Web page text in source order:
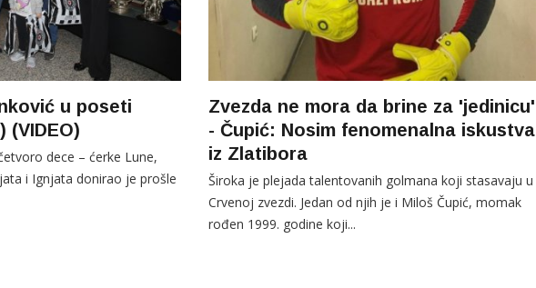
u poseti
(VIDEO)
dece – ćerke Lune,
i Ignjata donirao je prošle
Zvezda ne mora da brine za 'jedinicu'
- Čupić: Nosim fenomenalna iskustva
iz Zlatibora
Široka je plejada talentovanih golmana koji stasavaju u
Crvenoj zvezdi. Jedan od njih je i Miloš Čupić, momak
rođen 1999. godine koji...